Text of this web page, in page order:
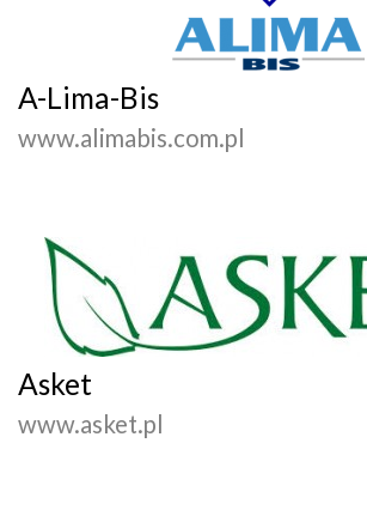
A-Lima-Bis
www.alimabis.com.pl
Asket
www.asket.pl